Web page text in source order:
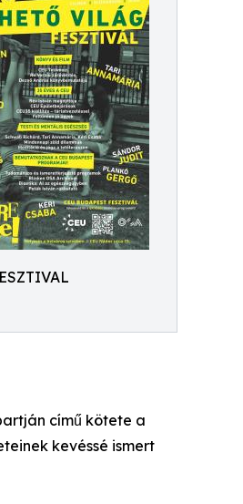
című kötete a
kevéssé ismert